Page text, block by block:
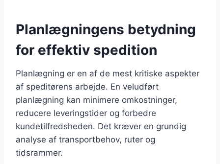
Planlægningens betydning
for effektiv spedition
Planlægning er en af de mest kritiske aspekter
af speditørens arbejde. En veludført
planlægning kan minimere omkostninger,
reducere leveringstider og forbedre
kundetilfredsheden. Det kræver en grundig
analyse af transportbehov, ruter og
tidsrammer.